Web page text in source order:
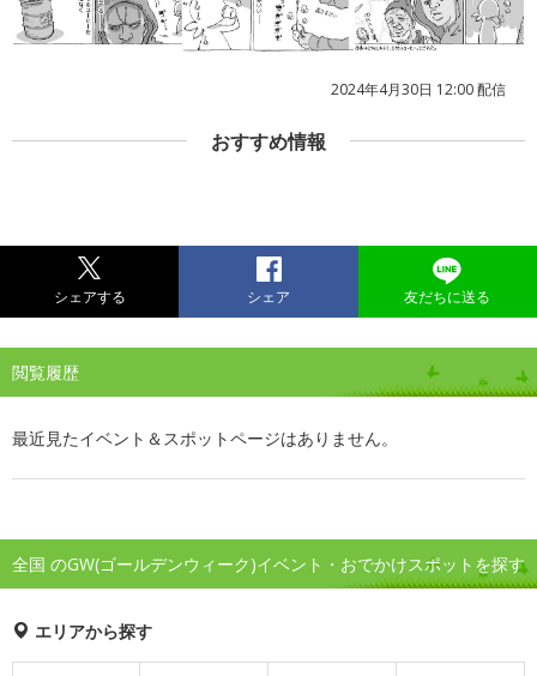
2024年4月30日 12:00 配信
おすすめ情報
シェアする シェア 友だちに送る
閲覧履歴
最近見たイベント＆スポットページはありません。
全国 のGW(ゴールデンウィーク)イベント・おでかけスポットを探す
エリアから探す